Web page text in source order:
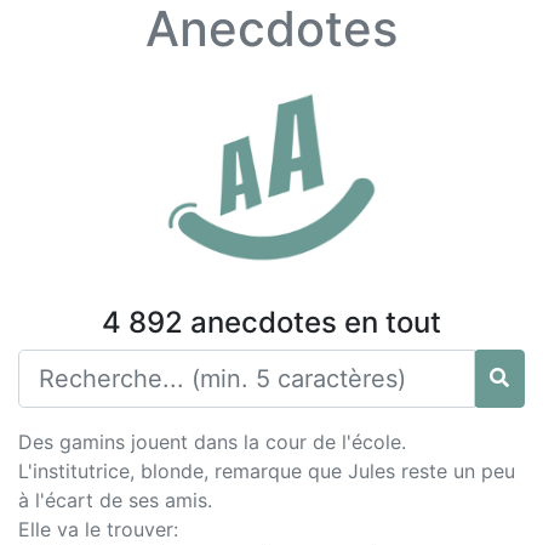
Anecdotes
4 892 anecdotes en tout
Des gamins jouent dans la cour de l'école.
L'institutrice, blonde, remarque que Jules reste un peu
à l'écart de ses amis.
Elle va le trouver: